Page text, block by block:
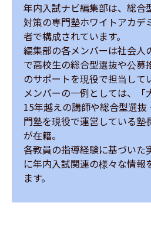
年内入試ナビ編集部は、総合
対策の専門塾ホワイトアカデ
者で構成されています。
編集部の各メンバーは社会人
で高校生の総合型選抜や公募
のサポートを現役で担当して
メンバーの一例としては、「
15年越えの講師や総合型選
門塾を現役で運営している塾
が在籍。
各教員の指導経験に基づいた
に年内入試関連の様々な情報
ます。